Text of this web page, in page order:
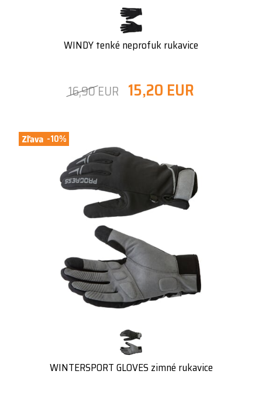
WINDY tenké neprofuk rukavice
16,90 EUR 15,20 EUR
-10%
WINTERSPORT GLOVES zimné rukavice